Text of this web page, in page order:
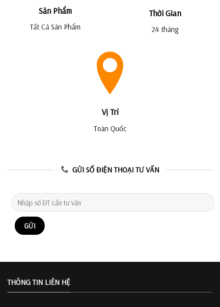
Sản Phẩm
Tất Cả Sản Phẩm
Thời Gian
24 tháng
Vị Trí
Toàn Quốc
GỬI SỐ ĐIỆN THOẠI TƯ VẤN
THÔNG TIN LIÊN HỆ